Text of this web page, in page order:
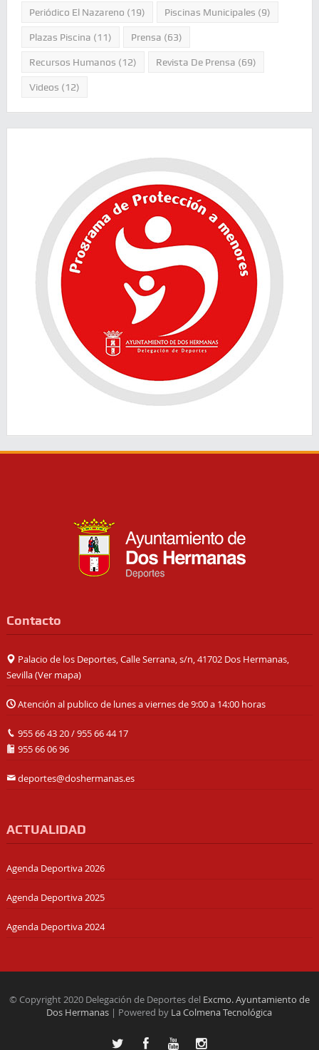
Periódico El Nazareno (19) Piscinas Municipales (9)
Plazas Piscina (11) Prensa (63)
Recursos Humanos (12) Revista De Prensa (69)
Videos (12)
Contacto
Palacio de los Deportes, Calle Serrana, s/n, 41702 Dos Hermanas,
Sevilla (Ver mapa)
Atención al publico de lunes a viernes de 9:00 a 14:00 horas
955 66 43 20/955 66 44 17
955 66 06 96
deportes@doshermanas.es
ACTUALIDAD
Agenda Deportiva 2026
Agenda Deportiva 2025
Agenda Deportiva 2024
© Copyright 2020 Delegación de Deportes del Excmo. Ayuntamiento de
Dos Hermanas | Powered by La Colmena Tecnológica